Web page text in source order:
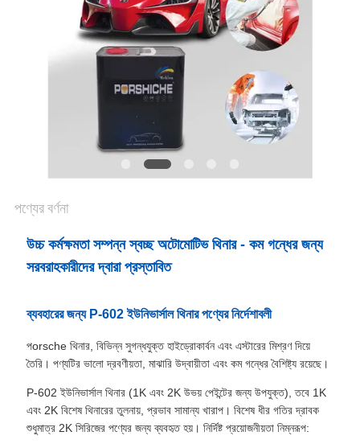
গোপনীয়তা
নীতি
পণ্যের বর্ণনা
উচ্চ কর্মক্ষমতা সম্পন্ন স্বচ্ছ অটোমোটিভ থিনার - কম গন্ধের জন্য
সরবরাহকারীদের দ্বারা প্রস্তাবিত
ব্যবহারের জন্য P-602 ইউনিভার্সাল থিনার পণ্যের নির্দেশাবলী
পorsche থিনার, বিভিন্ন সুগন্ধযুক্ত হাইড্রোকার্বন এবং এস্টারের মিশ্রণ দিয়ে
তৈরি। পণ্যটির ভালো দ্রবণীয়তা, মাঝারি উদ্বায়ীতা এবং কম গন্ধের বৈশিষ্ট্য রয়েছে।
P-602 ইউনিভার্সাল থিনার (1K এবং 2K উভয় পেইন্টের জন্য উপযুক্ত), তবে 1K
এবং 2K বিশেষ থিনারের তুলনায়, প্রভাব সামান্য খারাপ। বিশেষ ধীর গতির দ্রাবক
শুধুমাত্র 2K সিরিজের পণ্যের জন্য ব্যবহৃত হয়। নির্দিষ্ট প্রয়োজনীয়তা নিম্নরূপ: